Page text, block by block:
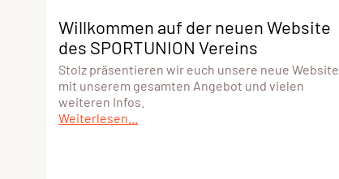
Willkommen auf der neuen Website
des SPORTUNION Vereins
Stolz präsentieren wir euch unsere neue Website
mit unserem gesamten Angebot und vielen
weiteren Infos.
Weiterlesen...